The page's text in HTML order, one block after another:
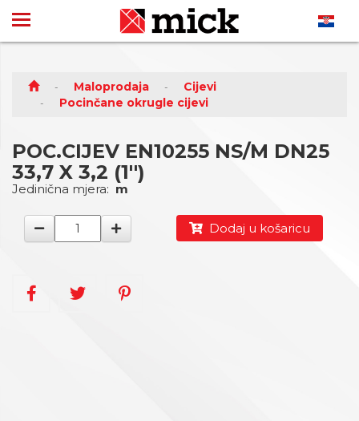
Maloprodaja
Cijevi
Pocinčane okrugle cijevi
POC.CIJEV EN10255 NS/M DN25
33,7 X 3,2 (1'')
Jedinična mjera: m
Dodaj u košaricu